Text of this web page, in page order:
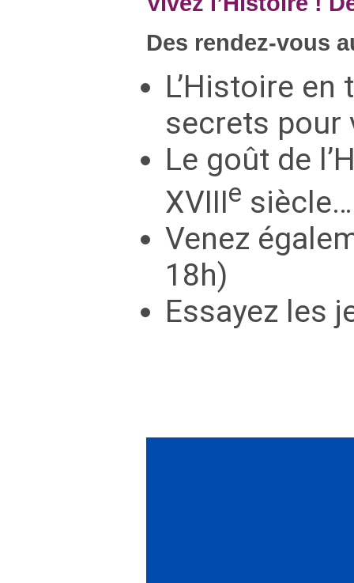
Des rendez-vous
L’Histoire
secrets pour
Le goût de
XVIIIe
Venez
18h)
Essayez les